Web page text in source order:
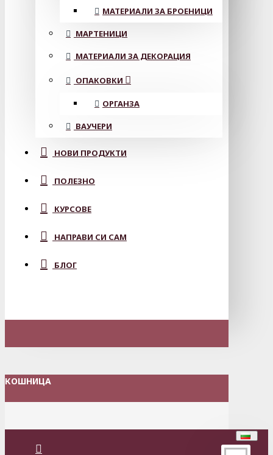
МАТЕРИАЛИ ЗА БРОЕНИЦИ
МАРТЕНИЦИ
МАТЕРИАЛИ ЗА ДЕКОРАЦИЯ
ОПАКОВКИ
ОРГАНЗА
ВАУЧЕРИ
НОВИ ПРОДУКТИ
ПОЛЕЗНО
КУРСОВЕ
НАПРАВИ СИ САМ
БЛОГ
КОШНИЦА